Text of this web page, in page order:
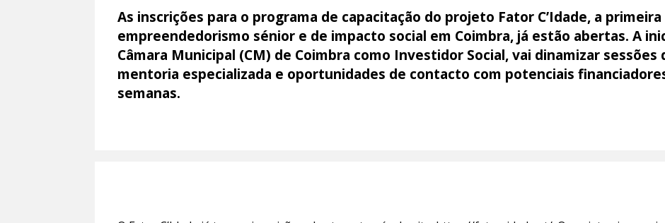
As inscrições para o programa de capacitação do projeto Fator C’Idade, a
empreendedorismo sénior e de impacto social em Coimbra, já estão abertas. A
Câmara Municipal (CM) de Coimbra como Investidor Social, vai dinamizar
mentoria especializada e oportunidades de contacto com potenciais
semanas.